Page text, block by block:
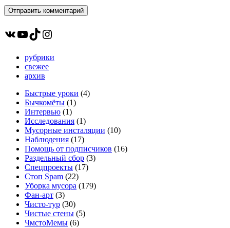
ВКонтакте
YouTube
TikTokInstagram
рубрики
свежее
архив
Быстрые уроки (4)
Бычкомёты (1)
Интервью (1)
Исследования (1)
Мусорные инсталяции (10)
Наблюдения (17)
Помощь от подписчиков (16)
Раздельный сбор (3)
Спецпроекты (17)
Стоп Spam (22)
Уборка мусора (179)
Фан-арт (3)
Чисто-тур (30)
Чистые стены (5)
ЧмстоМемы (6)